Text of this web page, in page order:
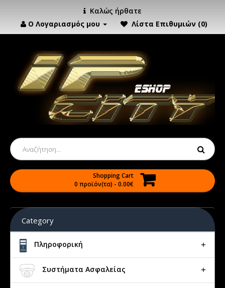
Καλώς ήρθατε
Ο Λογαριασμός μου
Λίστα Επιθυμιών (0)
Shopping Cart
0 προϊόν(τα) - 0.00€
Category
Πληροφορική
Συστήματα Ασφαλείας